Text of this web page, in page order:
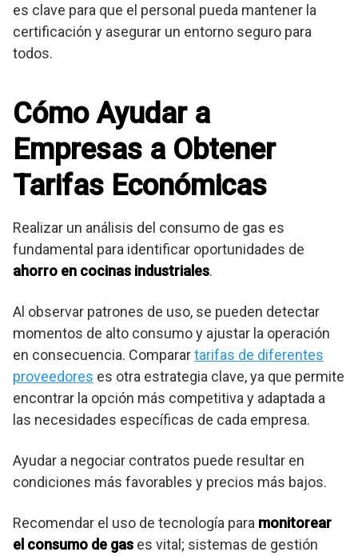
es clave para que el personal pueda mantener la
certificación y asegurar un entorno seguro para
todos.
Cómo Ayudar a
Empresas a Obtener
Tarifas Económicas
Realizar un análisis del consumo de gas es
fundamental para identificar oportunidades de
ahorro en cocinas industriales.
Al observar patrones de uso, se pueden detectar
momentos de alto consumo y ajustar la operación
en consecuencia. Comparartarifas de diferentes
proveedores es otra estrategia clave, ya que permite
encontrar la opción más competitiva y adaptada a
las necesidades específicas de cada empresa.
Ayudar a negociar contratos puede resultar en
condiciones más favorables y precios más bajos.
Recomendar el uso de tecnología para monitorear
el consumo de gas es vital; sistemas de gestión